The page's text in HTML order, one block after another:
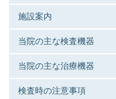
施設案内
当院の主な検査機器
当院の主な治療機器
検査時の注意事項